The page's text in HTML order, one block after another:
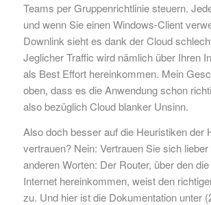
Teams per Gruppenrichtlinie steuern.
und wenn Sie einen Windows-Client
Downlink sieht es dank der Cloud
Jeglicher Traffic wird nämlich über Ihren
als Best Effort hereinkommen. Mein
oben, dass es die Anwendung schon
also bezüglich Cloud blanker Unsinn.
Also doch besser auf die Heuristiken der
vertrauen? Nein: Vertrauen Sie sich
anderen Worten: Der Router, über den
Internet hereinkommen, weist den
zu. Und hier ist die Dokumentation unter